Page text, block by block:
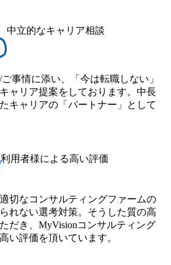
中立的なキャリア相談
事情に添い、「今は転職しない」
ャリア提案をしております。中長
キャリアの「パートナー」として
利用者様による高い評価
切なコンサルティングファームの
れない選考対策。そうした質の高
だき、MyVisionコンサルティング
い評価を頂いています。